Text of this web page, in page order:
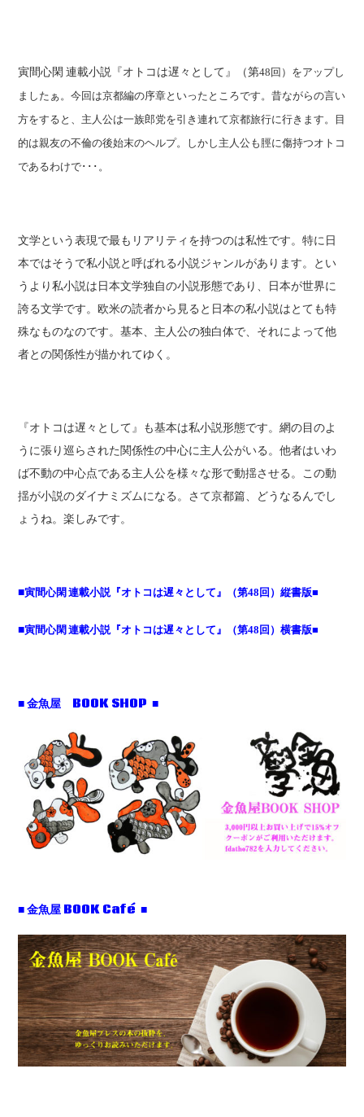
寅間心閑 連載小説『オトコは遅々として』（第48回）をアップし
ましたぁ。今回は京都編の序章といったところです。昔ながらの言い
方をすると、主人公は一族郎党を引き連れて京都旅行に行きます。目
的は親友の不倫の後始末のヘルプ。しかし主人公も脛に傷持つオトコ
であるわけで･･･。
文学という表現で最もリアリティを持つのは私性です。特に日
本ではそうで私小説と呼ばれる小説ジャンルがあります。とい
うより私小説は日本文学独自の小説形態であり、日本が世界に
誇る文学です。欧米の読者から見ると日本の私小説はとても特
殊なものなのです。基本、主人公の独白体で、それによって他
者との関係性が描かれてゆく。
『オトコは遅々として』も基本は私小説形態です。網の目のよ
うに張り巡らされた関係性の中心に主人公がいる。他者はいわ
ば不動の中心点である主人公を様々な形で動揺させる。この動
揺が小説のダイナミズムになる。さて京都篇、どうなるんでし
ょうね。楽しみです。
■寅間心閑 連載小説『オトコは遅々として』（第48回）縦書版■
■寅間心閑 連載小説『オトコは遅々として』（第48回）横書版■
■ 金魚屋 BOOK SHOP ■
■ 金魚屋 BOOK Café ■